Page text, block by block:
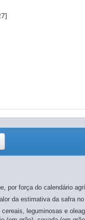
por força do calendário
da estimativa da safra
leguminosas e